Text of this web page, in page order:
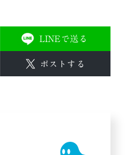
LINEで送る
ポストする